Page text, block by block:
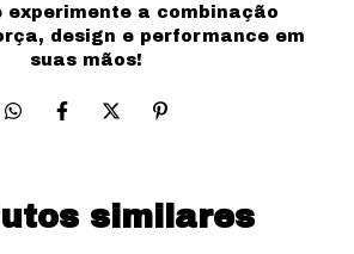
experimente a combinação
design e performance em
suas mãos!
similares